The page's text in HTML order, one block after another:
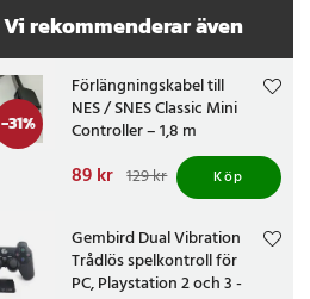
Vi rekommenderar även
-31%
Förlängningskabel till
NES / SNES Classic Mini
Controller – 1,8 m
Nuvarande pris
Tidigare pris 129 kr
89 kr 129 kr Köp
Gembird Dual Vibration
Trådlös spelkontroll för
PC, Playstation 2 och 3 -